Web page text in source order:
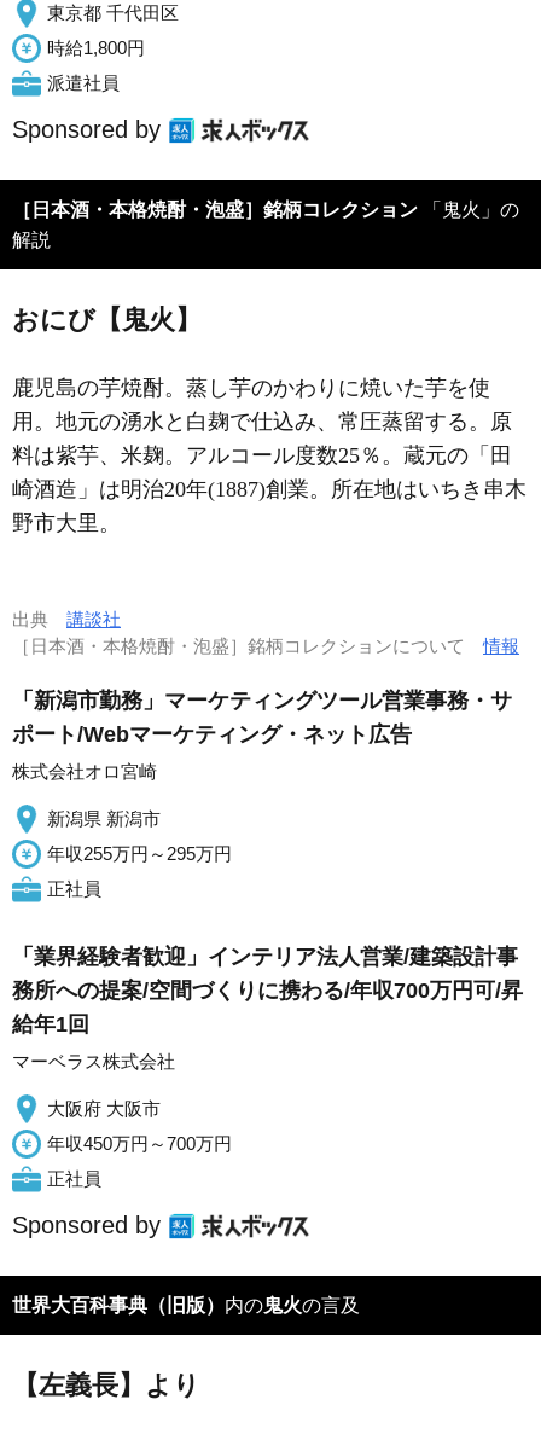
東京都 千代田区
時給1,800円
派遣社員
Sponsored by
［日本酒・本格焼酎・泡盛］銘柄コレクション
解説
おにび【鬼火】
鹿児島の芋焼酎。蒸し芋のかわりに焼いた芋を使
用。地元の湧水と白麹で仕込み、常圧蒸留する。原
料は紫芋、米麹。アルコール度数25％。蔵元の「田
崎酒造」は明治20年(1887)創業。所在地はいちき串木
野市大里。
出典 講談社
［日本酒・本格焼酎・泡盛］銘柄コレクションについて情報
「新潟市勤務」マーケティングツール営業事務・サ
ポート/Webマーケティング・ネット広告
株式会社オロ宮崎
新潟県 新潟市
年収255万円～295万円
正社員
「業界経験者歓迎」インテリア法人営業/建築設計事
務所への提案/空間づくりに携わる/年収700万円可/昇
給年1回
マーベラス株式会社
大阪府 大阪市
年収450万円～700万円
正社員
Sponsored by
世界大百科事典（旧版） 内の鬼火の言及
【左義長】より